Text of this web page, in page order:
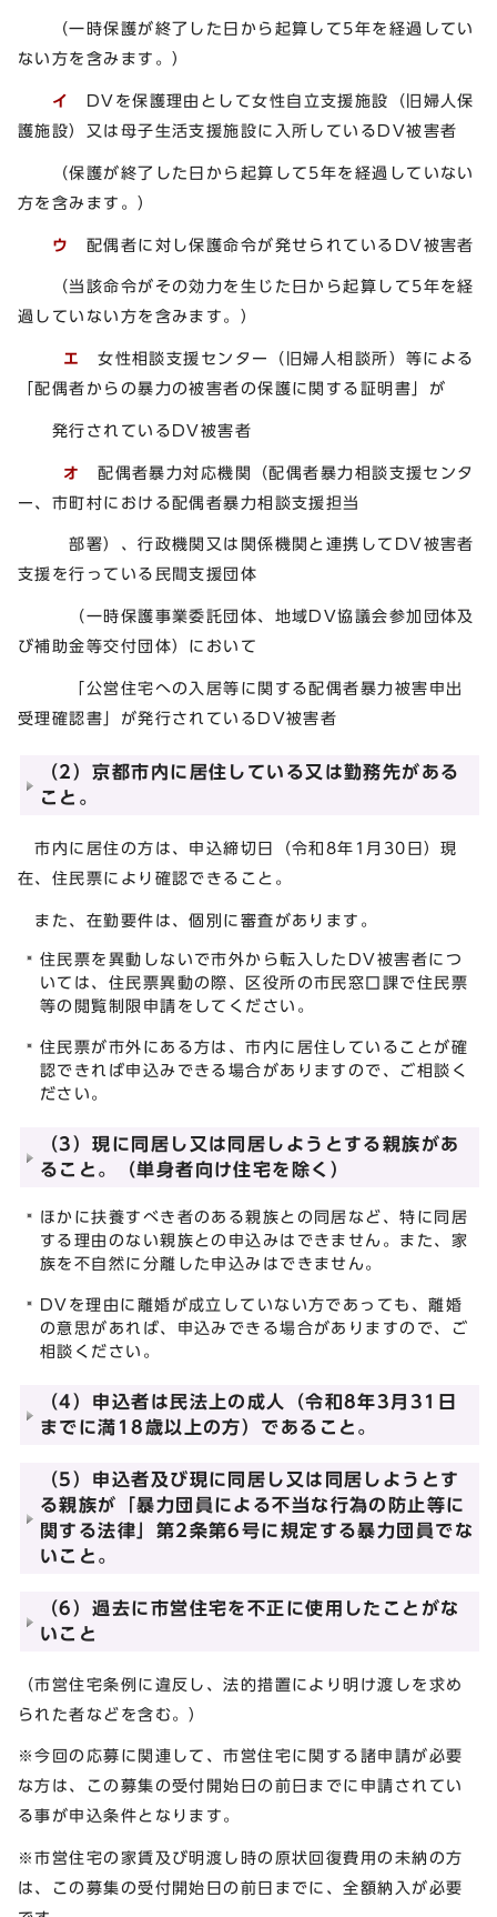
（一時保護が終了した日から起算して5年を経過してい
ない方を含みます。）
イ
DVを保護理由として女性自立支援施設（旧婦人保
護施設）又は母子生活支援施設に入所しているDV被害者
（保護が終了した日から起算して5年を経過していない
方を含みます。）
ウ 配偶者に対し保護命令が発せられているDV被害者
（当該命令がその効力を生じた日から起算して5年を経
過していない方を含みます。）
エ女性相談支援センター（旧婦人相談所）等による
「配偶者からの暴力の被害者の保護に関する証明書」が
発行されているDV被害者
オ配偶者暴力対応機関（配偶者暴力相談支援センタ
ー、市町村における配偶者暴力相談支援担当
部署）、行政機関又は関係機関と連携してDV被害者
支援を行っている民間支援団体
（一時保護事業委託団体、地域DV協議会参加団体及
び補助金等交付団体）において
「公営住宅への入居等に関する配偶者暴力被害申出
受理確認書」が発行されているDV被害者
（2）京都市内に居住している又は勤務先がある
こと。
市内に居住の方は、申込締切日（令和8年1月30日）現
在、住民票により確認できること。
また、在勤要件は、個別に審査があります。
住民票を異動しないで市外から転入したDV被害者につ
いては、住民票異動の際、区役所の市民窓口課で住民票
等の閲覧制限申請をしてください。
住民票が市外にある方は、市内に居住していることが確
認できれば申込みできる場合がありますので、ご相談く
ださい。
（3）現に同居し又は同居しようとする親族があ
ること。（単身者向け住宅を除く）
ほかに扶養すべき者のある親族との同居など、特に同居
する理由のない親族との申込みはできません。また、家
族を不自然に分離した申込みはできません。
DVを理由に離婚が成立していない方であっても、離婚
の意思があれば、申込みできる場合がありますので、ご
相談ください。
（4）申込者は民法上の成人（令和8年3月31日
までに満18歳以上の方）であること。
（5）申込者及び現に同居し又は同居しようとす
る親族が「暴力団員による不当な行為の防止等に
関する法律」第2条第6号に規定する暴力団員でな
いこと。
（6）過去に市営住宅を不正に使用したことがな
いこと
（市営住宅条例に違反し、法的措置により明け渡しを求め
られた者などを含む。）
※今回の応募に関連して、市営住宅に関する諸申請が必要
な方は、この募集の受付開始日の前日までに申請されてい
る事が申込条件となります。
※市営住宅の家賃及び明渡し時の原状回復費用の未納の方
は、この募集の受付開始日の前日までに、全額納入が必要